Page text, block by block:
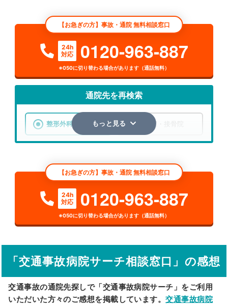
【お急ぎの方】事故・通院 無料相談窓口
24h
対応
0120-963-887
※050に切り替わる場合があります（通話無料）
通院先を再検索
整形外科 整骨院・接骨院
検索する
詳細条件で絞り込む
その他の検索方法
駅から探す 院名から探す
もっと見る
【お急ぎの方】事故・通院 無料相談窓口
24h
対応
0120-963-887
※050に切り替わる場合があります（通話無料）
「交通事故病院サーチ相談窓口」の感想
交通事故の通院先探しで「交通事故病院サーチ」をご利用
いただいた方々のご感想を掲載しています。交通事故病院